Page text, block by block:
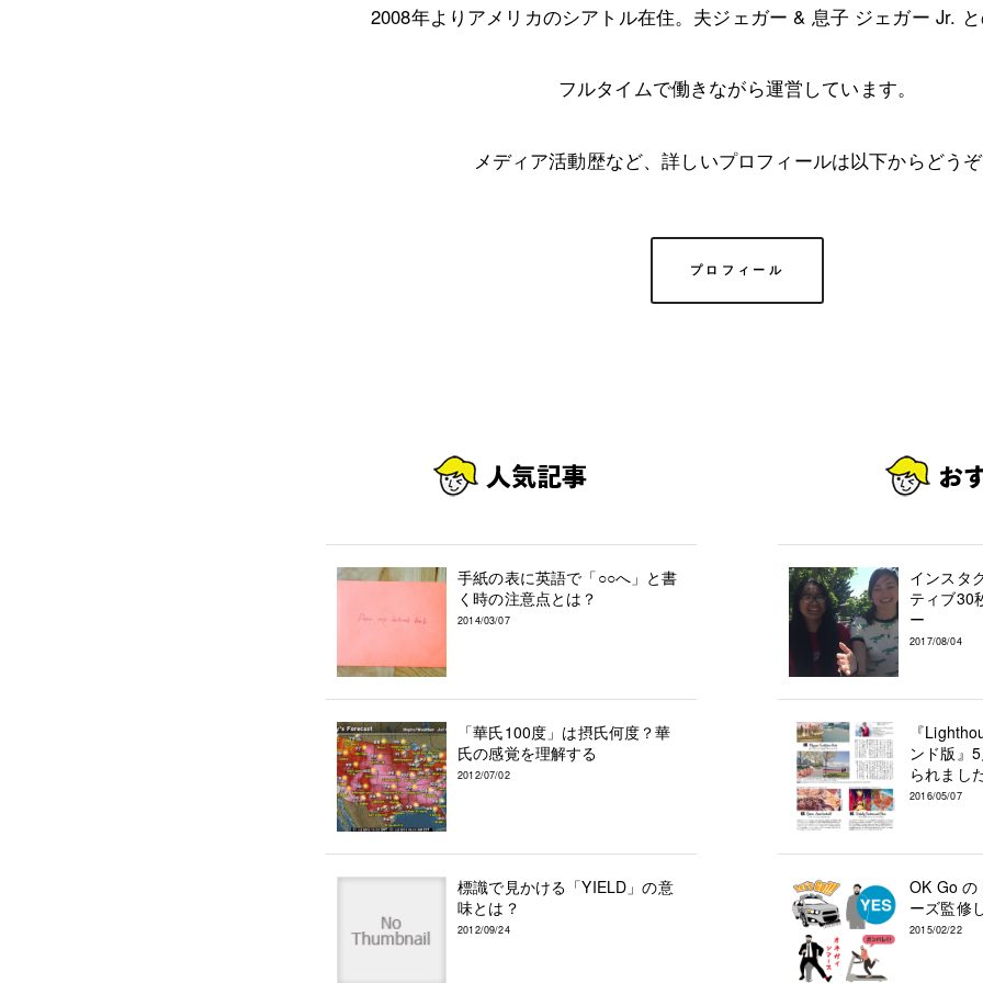
2008年よりアメリカのシアトル在住。夫ジェガー & 息子 ジェガー Jr. と
フルタイムで働きながら運営しています。
メディア活動歴など、詳しいプロフィールは以下からどうぞ
プロフィール
手紙の表に英語で「○○へ」と書
く時の注意点とは？
2014/03/07
「華氏100度」は摂氏何度？華
氏の感覚を理解する
2012/07/02
標識で見かける「YIELD」の意
味とは？
2012/09/24
インスタ
ティブ30
ー
2017/08/04
『
ンド版』
られまし
2016/05/07
OK Go の
ーズ監修
2015/02/22